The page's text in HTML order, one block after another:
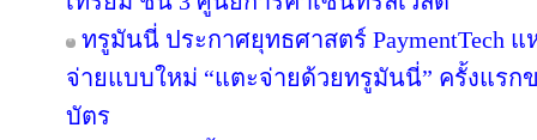
ทรูมันนี่ ประกาศยุทธศาสตร์ PaymentTech
จ่ายแบบใหม่ “แตะจ่ายด้วยทรูมันนี่” ครั้งแรก
บัตร